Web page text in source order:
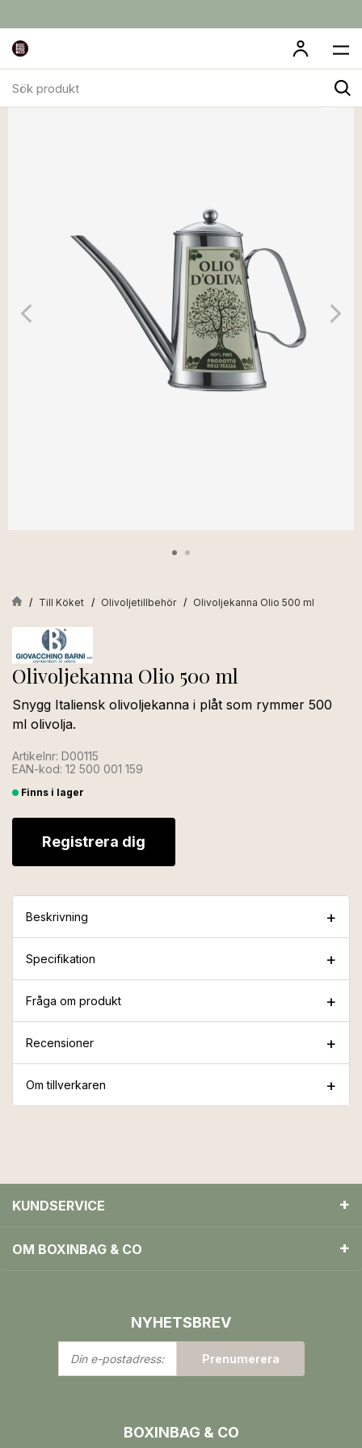
produkt
Till Köket Olivoljetillbehör Olivoljekanna Olio 500 ml
Olivoljekanna Olio 500 ml
Snygg Italiensk olivoljekanna i plåt som rymmer 500
ml olivolja.
Artikelnr: D00115
EAN-kod: 12 500 001 159
Finns i lager
Registrera dig
Beskrivning
Specifikation
Fråga om produkt
Recensioner
Om tillverkaren
KUNDSERVICE
OM BOXINBAG & CO
NYHETSBREV
Din
e-
Prenumerera
BOXINBAG & CO